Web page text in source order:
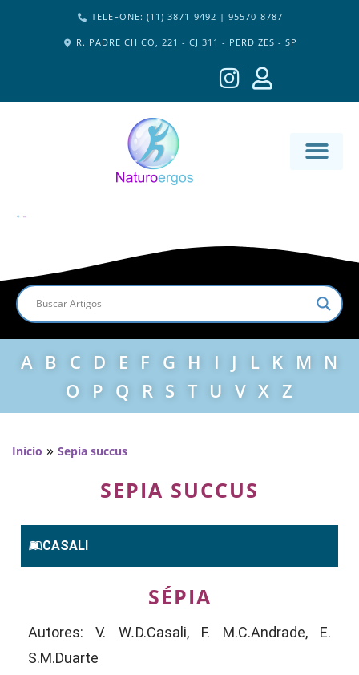
TELEFONE: (11) 3871-9492 | 95570-8787
R. PADRE CHICO, 221 - CJ 311 - PERDIZES - SP
A B C D E F G H I J L K M N
O
P Q R S T U V X Z
Início » Sepia succus
SEPIA SUCCUS
CASALI
SÉPIA
Autores: V. W.D.Casali, F. M.C.Andrade, E.
S.M.Duarte